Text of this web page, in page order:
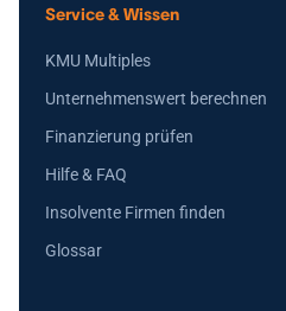
Service & Wissen
KMU Multiples
Unternehmenswert berechnen
Finanzierung prüfen
Hilfe & FAQ
Insolvente Firmen finden
Glossar